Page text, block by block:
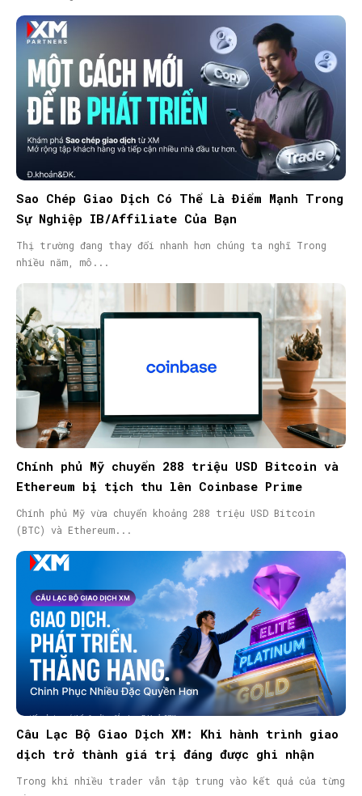
Sao Chép Giao Dịch Có Thể Là Điểm Mạnh Trong
Sự Nghiệp IB/Affiliate Của Bạn
Thị trường đang thay đổi nhanh hơn chúng ta nghĩ Trong
nhiều năm, mô...
Chính phủ Mỹ chuyển 288 triệu USD Bitcoin và
Ethereum bị tịch thu lên Coinbase Prime
Chính phủ Mỹ vừa chuyển khoảng 288 triệu USD Bitcoin
(BTC) và Ethereum...
Câu Lạc Bộ Giao Dịch XM: Khi hành trình giao
dịch trở thành giá trị đáng được ghi nhận
Trong khi nhiều trader vẫn tập trung vào kết quả của từng